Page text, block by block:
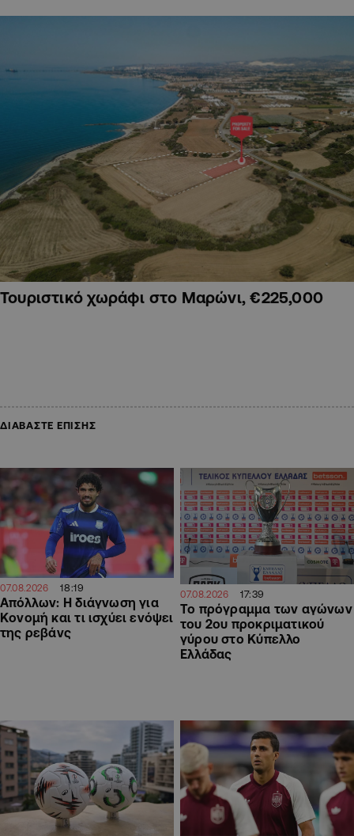
Τουριστικό χωράφι στο Μαρώνι, €225,000
ΔΙΑΒΑΣΤΕ ΕΠΙΣΗΣ
07.08.2026 18:19
Απόλλων: Η διάγνωση για
Κονομή και τι ισχύει ενόψει
της ρεβάνς
07.08.2026 17:39
Το πρόγραμμα των αγώνων
του 2ου προκριματικού
γύρου στο Κύπελλο
Ελλάδας